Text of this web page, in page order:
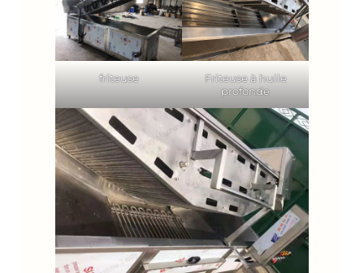
friteuse
Friteuse à huile
profonde